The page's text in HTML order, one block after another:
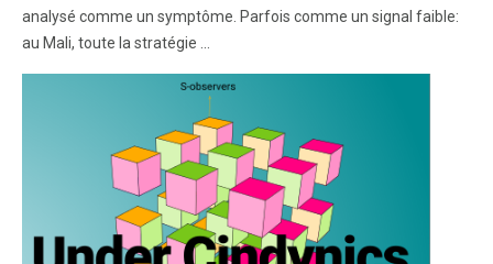
analysé comme un symptôme. Parfois comme un signal faible:
au Mali, toute la stratégie ...